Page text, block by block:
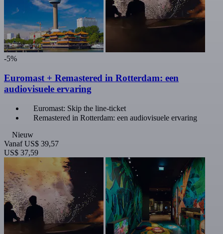
-5%
Euromast + Remastered in Rotterdam: een
audiovisuele ervaring
Euromast: Skip the line-ticket
Remastered in Rotterdam: een audiovisuele ervaring
Nieuw
Vanaf US$ 39,57
US$ 37,59